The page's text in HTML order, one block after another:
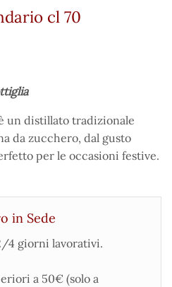
cl 70
un distillato tradizionale
da zucchero, dal gusto
per le occasioni festive.
in Sede
4 giorni lavorativi.
a 50€ (solo a